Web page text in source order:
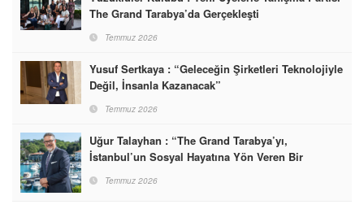
The Grand Tarabya’da Gerçekleşti
Temmuz 2026
Yusuf Sertkaya : “Geleceğin Şirketleri Teknolojiyle
Değil, İnsanla Kazanacak”
Temmuz 2026
Uğur Talayhan : “The Grand Tarabya’yı,
İstanbul’un Sosyal Hayatına Yön Veren Bir
Temmuz 2026